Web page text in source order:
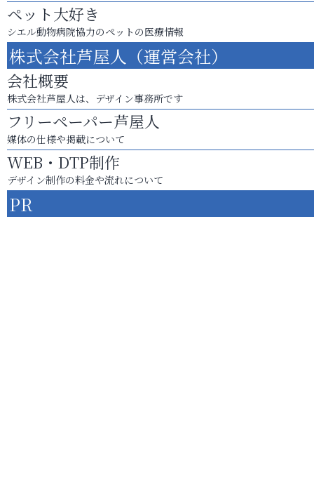
ペット大好き
シエル動物病院協力のペットの医療情報
株式会社芦屋人（運営会社）
会社概要
株式会社芦屋人は、デザイン事務所です
フリーペーパー芦屋人
媒体の仕様や掲載について
WEB・DTP制作
デザイン制作の料金や流れについて
PR